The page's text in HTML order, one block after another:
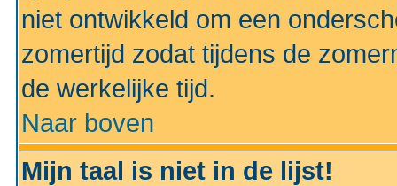
niet ontwikkeld om een
zomertijd zodat tijdens de
de werkelijke tijd.
Naar boven
Mijn taal is niet in de lijst!